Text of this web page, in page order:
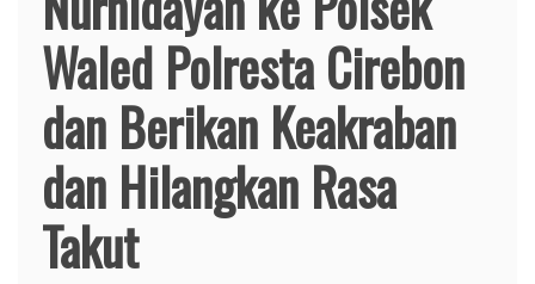
Waled Polresta Cirebon
dan Berikan Keakraban
dan Hilangkan Rasa
Takut